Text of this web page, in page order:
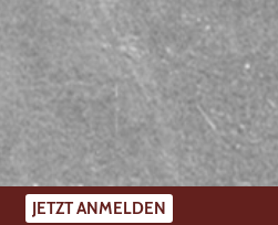
JETZT ANMELDEN